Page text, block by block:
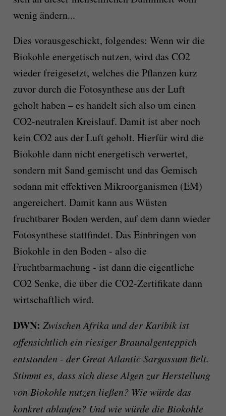
wenig ändern...
Dies vorausgeschickt, folgendes: Wenn wir die
Biokohle energetisch nutzen, wird das CO2
wieder freigesetzt, welches die Pflanzen kurz
zuvor durch die Fotosynthese aus der Luft
geholt haben – es handelt sich also um einen
CO2-neutralen Kreislauf. Damit ist aber noch
kein CO2 aus der Luft geholt. Hierfür wird die
Biokohle dann nicht energetisch verwertet,
sondern mit Sand gemischt und das Gemisch
sodann mit effektiven Mikroorganismen (EM)
angereichert. Damit kann aus Wüsten
fruchtbarer Boden werden, auf dem dann wieder
Fotosynthese stattfindet. Das Einbringen von
Biokohle in den Boden - also die
Fruchtbarmachung - ist dann die eigentliche
CO2 Senke, die über die CO2-Zertifikate dann
wirtschaftlich wird.
DWN: Zwischen Afrika und der Karibik ist
offensichtlich ein riesiger Braunalgenteppich
entstanden - der Great Atlantic Sargassum Belt.
Stimmt es, dass sich diese Algen zur Herstellung
von Biokohle nutzen ließen? Wie würde das
konkret ablaufen? Und wie würde die Biokohle